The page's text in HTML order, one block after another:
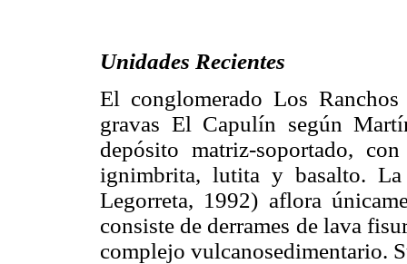
Unidades Recientes
El conglomerado Los
gravas El Capulín según
depósito matriz-soportado,
ignimbrita, lutita y basalto.
Legorreta, 1992) aflora
consiste de derrames de lava
complejo vulcanosedimentario.